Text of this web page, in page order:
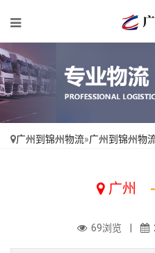
广州到锦州物流»广州到锦州物
广州
69浏览 |